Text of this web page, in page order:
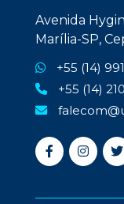
Avenida
Marília-SP,
+55 (14)
+55 (14)